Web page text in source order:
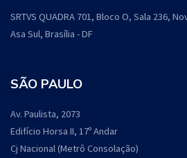
SRTVS QUADRA 701, Bloco O, Sala 236,
Asa Sul, Brasília - DF
SÃO PAULO
Av. Paulista, 2073
Edifício Horsa II, 17º Andar
Cj Nacional (Metrô Consolação)